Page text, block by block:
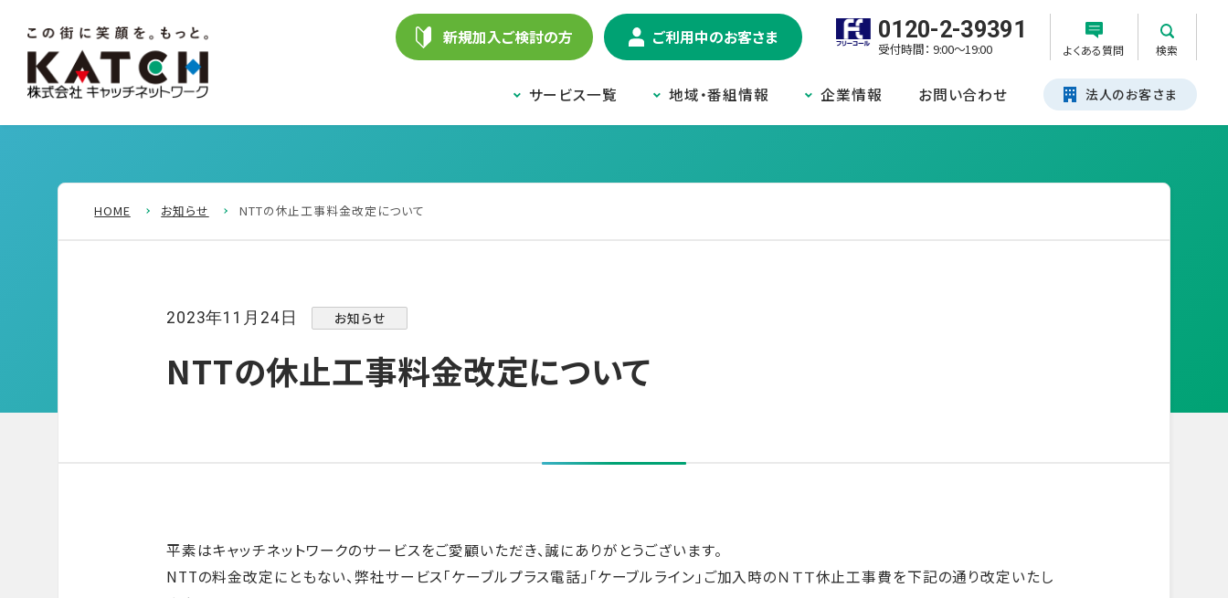
新規加入ご検討の方 ご利用中のお客さま 0120-2-39391
受付時間： 9:00～19:00 よくある質問 検索
サービス一覧 地域・番組情報 企業情報 お問い合わせ 法人のお客さま
HOME お知らせ NTTの休止工事料金改定について
2023年11月24日 お知らせ
NTTの休止工事料金改定について
平素はキャッチネットワークのサービスをご愛顧いただき、誠にありがとうございます。
NTTの料金改定にともない、弊社サービス「ケーブルプラス電話」「ケーブルライン」ご加入時のＮＴＴ休止工事費を下記の通り改定いたし